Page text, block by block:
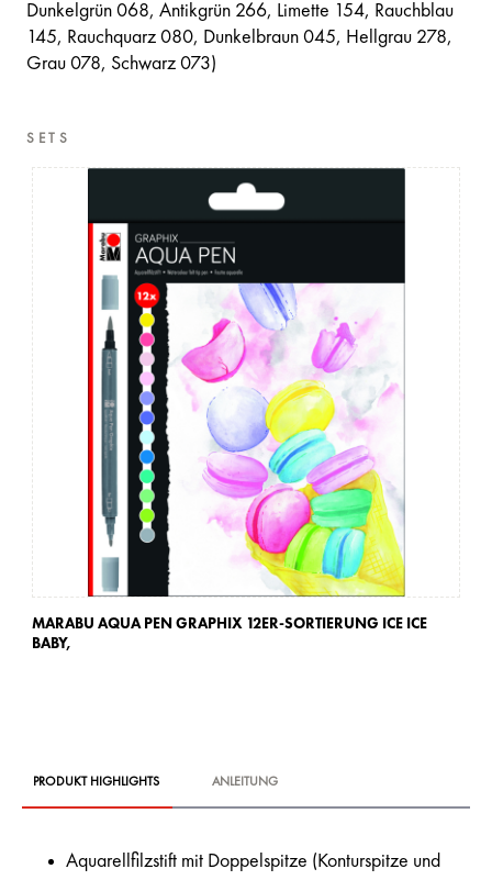
Dunkelgrün 068, Antikgrün 266, Limette 154, Rauchblau
145, Rauchquarz 080, Dunkelbraun 045, Hellgrau 278,
Grau 078, Schwarz 073)
SETS
MARABU AQUA PEN GRAPHIX 12ER-SORTIERUNG ICE ICE
BABY,
PRODUKT HIGHLIGHTS ANLEITUNG
Aquarellfilzstift mit Doppelspitze (Konturspitze und